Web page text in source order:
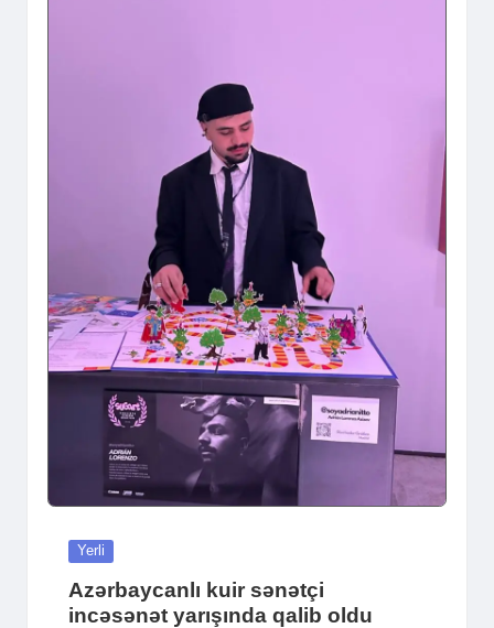
Posted
Yerli
Azərbaycanlı kuir sənətçi
incəsənət yarışında qalib oldu